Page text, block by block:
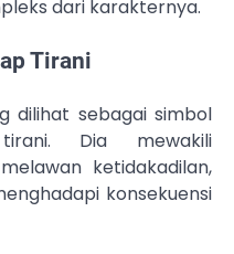
dari karakternya.
Tirani
dilihat sebagai simbol
Dia mewakili
ketidakadilan,
konsekuensi